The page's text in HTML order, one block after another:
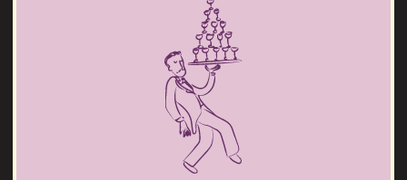
со случайным делением на группы, в
которых сотрудникам предстоит проходить
спортивные, игровые и творческие задания.
Формат тимбилдинга снимает рабочее
напряжение, способствует адаптации
новичков и дарит удаленщикам классный
повод узнать команду поближе. А еще он
показывает людей с той стороны, которой в
привычных рабочих задачах не видно: кто